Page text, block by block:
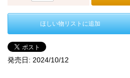
ほしい物リストに追加
発売日: 2024/10/12